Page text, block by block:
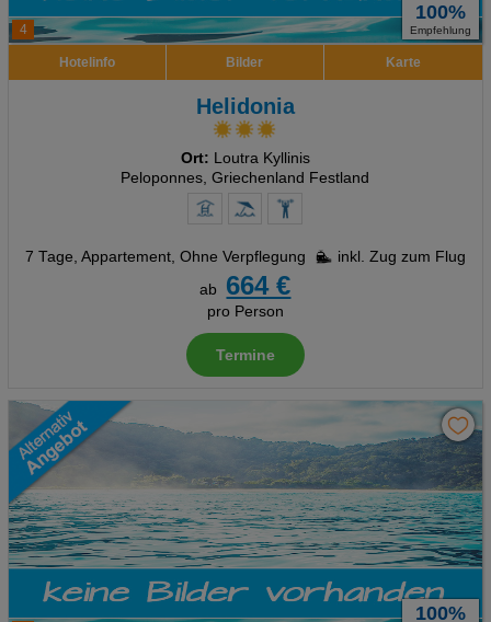
4
100%
Empfehlung
Hotelinfo Bilder Karte
Helidonia
Ort: Loutra Kyllinis
Peloponnes, Griechenland Festland
7 Tage, Appartement, Ohne Verpflegung
inkl. Zug zum Flug
ab
664 €
pro Person
Termine
100%